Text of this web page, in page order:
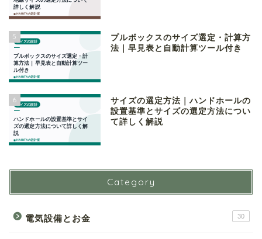
5
プルボックスのサイズ選定・計算方
法｜早見表と自動計算ツール付き
6
サイズの選定方法｜ハンドホールの
設置基準とサイズの選定方法につい
て詳しく解説
Category
電気設備とお金 30